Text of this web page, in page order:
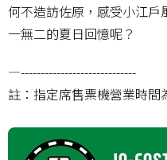
何不造訪佐原，感受小江
一無二的夏日回憶呢？
—-----------------------------
註：指定席售票機營業時間